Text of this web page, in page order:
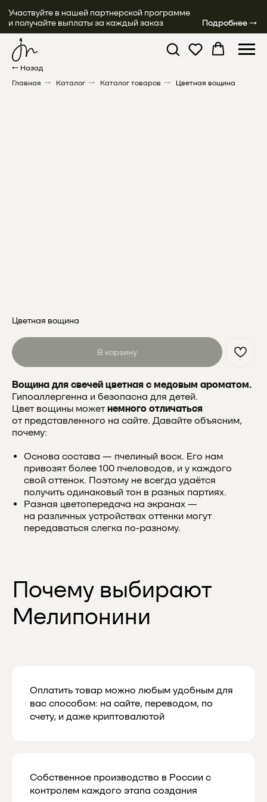
Участвуйте в нашей партнерской программе
и получайте выплаты за каждый заказ Подробнее →
← Назад
Главная → Каталог → Каталог товаров → Цветная вощина
Цветная вощина
В корзину
Вощина для свечей цветная с медовым ароматом.
Гипоаллергенна и безопасна для детей.
Цвет вощины можетнемного отличаться
от представленного на сайте. Давайте объясним,
почему:
Основа состава — пчелиный воск. Его нам
привозят более 100 пчеловодов, и у каждого
свой оттенок. Поэтому не всегда удаётся
получить одинаковый тон в разных партиях.
Разная цветопередача на экранах —
на различных устройствах оттенки могут
передаваться слегка по-разному.
Почему выбирают
Мелипонини
Оплатить товар можно любым удобным для
вас способом: на сайте, переводом, по
счету, и даже криптовалютой
Собственное производство в России с
контролем каждого этапа создания
Отзывы
Подпишитесь